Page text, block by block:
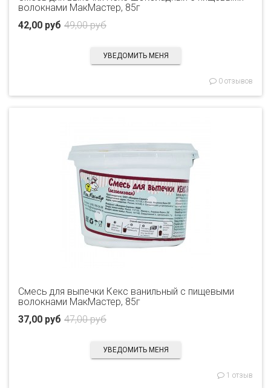
волокнами МакМастер, 85г
49,00 руб
42,00 руб
УВЕДОМИТЬ МЕНЯ
0 отзывов
Смесь для выпечки Кекс ванильный с пищевыми
волокнами МакМастер, 85г
47,00 руб
37,00 руб
УВЕДОМИТЬ МЕНЯ
1 отзыв